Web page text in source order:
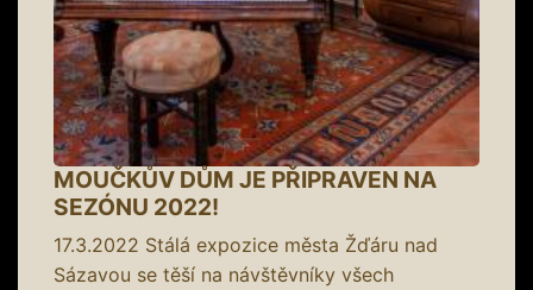
MOUČKŮV DŮM JE PŘIPRAVEN NA
SEZÓNU 2022!
17.3.2022 Stálá expozice města Žďáru nad
Sázavou se těší na návštěvníky všech